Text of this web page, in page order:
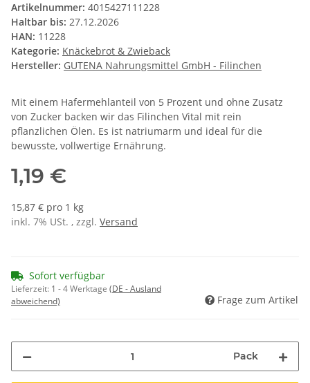
Artikelnummer: 4015427111228
Haltbar bis: 27.12.2026
HAN: 11228
Kategorie: Knäckebrot & Zwieback
Hersteller: GUTENA Nahrungsmittel GmbH - Filinchen
Mit einem Hafermehlanteil von 5 Prozent und ohne Zusatz
von Zucker backen wir das Filinchen Vital mit rein
pflanzlichen Ölen. Es ist natriumarm und ideal für die
bewusste, vollwertige Ernährung.
1,19 €
15,87 € pro 1 kg
inkl. 7% USt. , zzgl. Versand
Sofort verfügbar
Lieferzeit: 1 - 4 Werktage (DE - Ausland
abweichend)
Frage zum Artikel
Pack